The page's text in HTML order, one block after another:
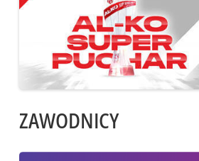
ZAWODNICY